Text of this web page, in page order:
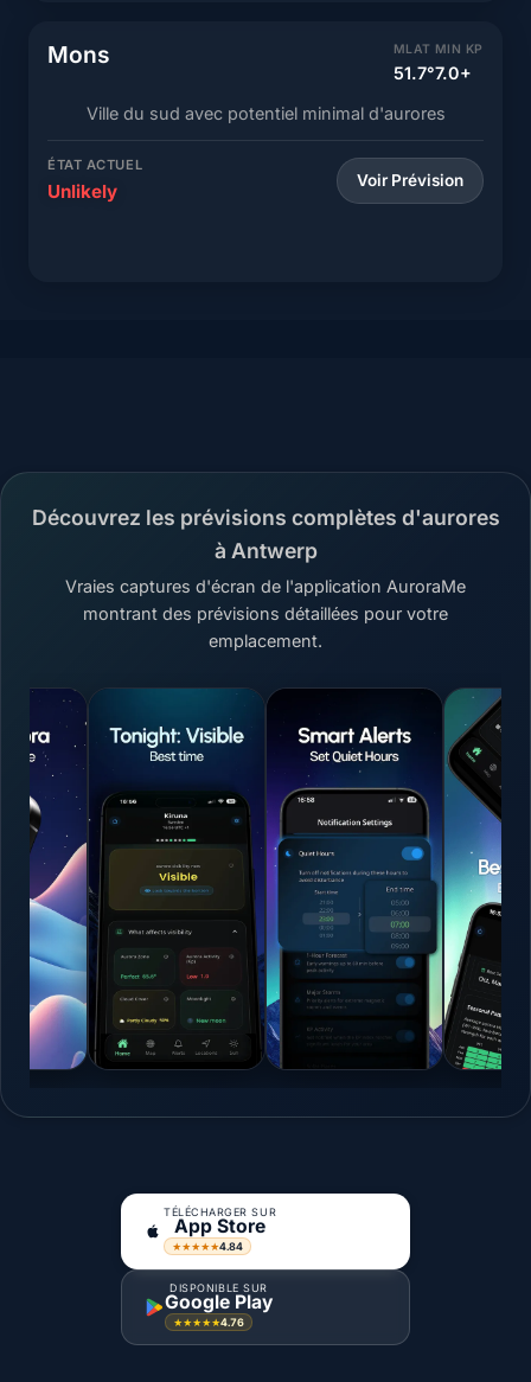
Mons MLAT
51.7°
MIN KP
7.0+
Ville du sud avec potentiel minimal d'aurores
ÉTAT ACTUEL
Unlikely Voir Prévision
Découvrez les prévisions complètes d'aurores
à Antwerp
Vraies captures d'écran de l'application AuroraMe
montrant des prévisions détaillées pour votre
emplacement.
TÉLÉCHARGER SUR
App Store
★★★★★4.84
DISPONIBLE SUR
Google Play
★★★★★4.76